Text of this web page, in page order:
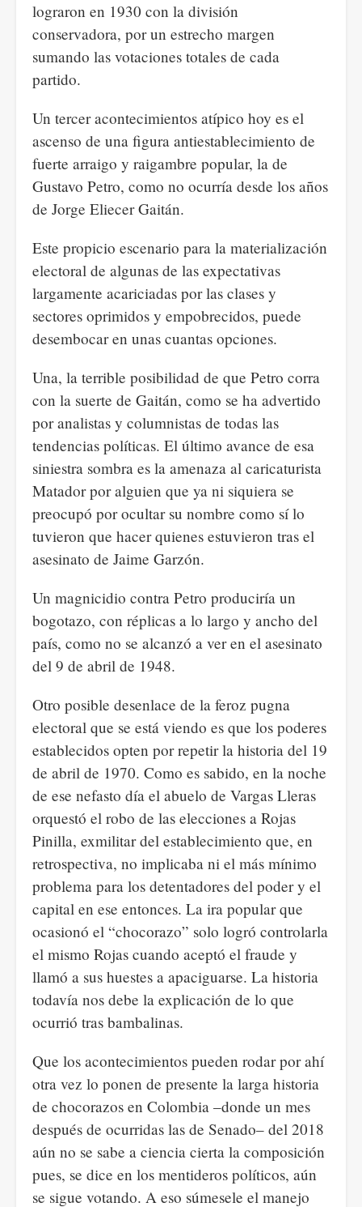
lograron en 1930 con la división
conservadora, por un estrecho margen
sumando las votaciones totales de cada
partido.
Un tercer acontecimientos atípico hoy es el
ascenso de una figura antiestablecimiento de
fuerte arraigo y raigambre popular, la de
Gustavo Petro, como no ocurría desde los años
de Jorge Eliecer Gaitán.
Este propicio escenario para la materialización
electoral de algunas de las expectativas
largamente acariciadas por las clases y
sectores oprimidos y empobrecidos, puede
desembocar en unas cuantas opciones.
Una, la terrible posibilidad de que Petro corra
con la suerte de Gaitán, como se ha advertido
por analistas y columnistas de todas las
tendencias políticas. El último avance de esa
siniestra sombra es la amenaza al caricaturista
Matador por alguien que ya ni siquiera se
preocupó por ocultar su nombre como sí lo
tuvieron que hacer quienes estuvieron tras el
asesinato de Jaime Garzón.
Un magnicidio contra Petro produciría un
bogotazo, con réplicas a lo largo y ancho del
país, como no se alcanzó a ver en el asesinato
del 9 de abril de 1948.
Otro posible desenlace de la feroz pugna
electoral que se está viendo es que los poderes
establecidos opten por repetir la historia del 19
de abril de 1970. Como es sabido, en la noche
de ese nefasto día el abuelo de Vargas Lleras
orquestó el robo de las elecciones a Rojas
Pinilla, exmilitar del establecimiento que, en
retrospectiva, no implicaba ni el más mínimo
problema para los detentadores del poder y el
capital en ese entonces. La ira popular que
ocasionó el “chocorazo” solo logró controlarla
el mismo Rojas cuando aceptó el fraude y
llamó a sus huestes a apaciguarse. La historia
todavía nos debe la explicación de lo que
ocurrió tras bambalinas.
Que los acontecimientos pueden rodar por ahí
otra vez lo ponen de presente la larga historia
de chocorazos en Colombia –donde un mes
después de ocurridas las de Senado– del 2018
aún no se sabe a ciencia cierta la composición
pues, se dice en los mentideros políticos, aún
se sigue votando. A eso súmesele el manejo